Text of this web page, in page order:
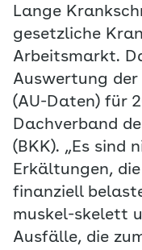
Lange
gesetzliche
Arbeitsmarkt.
Auswertung
(AU-Daten) für
Dachverband
(BKK). „Es sind
Erkältungen,
finanziell
muskel-skelett
Ausfälle, die